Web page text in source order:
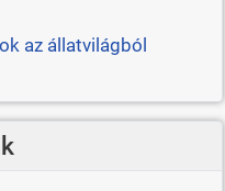
az állatvilágból